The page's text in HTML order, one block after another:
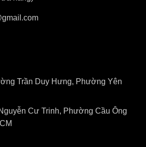
Trần Duy Hưng, Phường Yên
Cư Trinh, Phường Cầu Ông